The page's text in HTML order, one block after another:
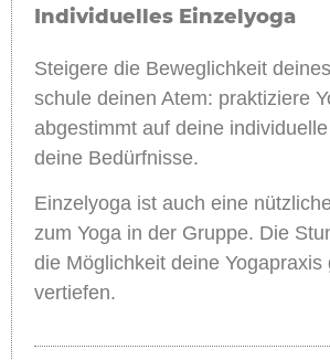
Individuelles Einzelyoga
Steigere die Beweglichkeit
schule deinen Atem: praktiziere
abgestimmt auf deine
deine Bedürfnisse.
Einzelyoga ist auch eine
zum Yoga in der Gruppe. Die
die Möglichkeit deine Yogapraxis
vertiefen.